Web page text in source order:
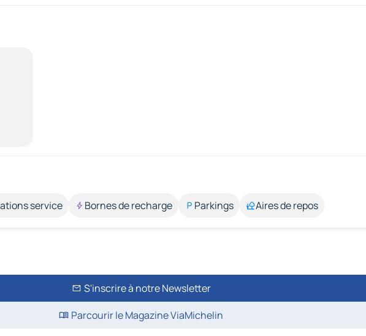
service Bornes de recharge Parkings Aires de repos
S'inscrire à notre Newsletter
Parcourir le Magazine ViaMichelin